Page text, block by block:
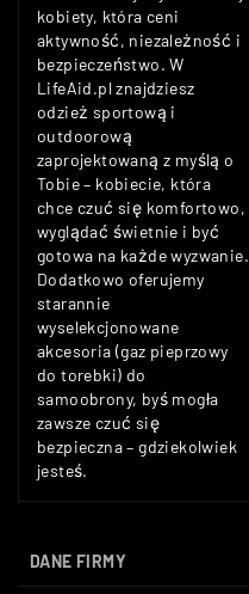
kobiety, która ceni
aktywność, niezależność i
bezpieczeństwo. W
LifeAid.pl znajdziesz
odzież sportową i
outdoorową
zaprojektowaną z myślą o
Tobie – kobiecie, która
chce czuć się komfortowo,
wyglądać świetnie i być
gotowa na każde wyzwanie.
Dodatkowo oferujemy
starannie
wyselekcjonowane
akcesoria (gaz pieprzowy
do torebki) do
samoobrony, byś mogła
zawsze czuć się
bezpieczna – gdziekolwiek
jesteś.
DANE FIRMY